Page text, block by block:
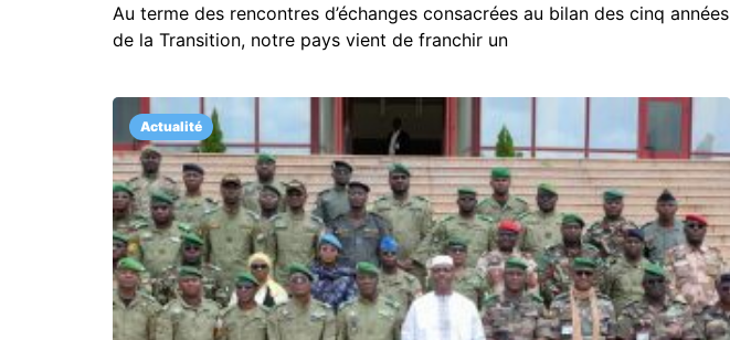
Au terme des rencontres d’échanges consacrées au bilan des cinq années
de la Transition, notre pays vient de franchir un
Actualité